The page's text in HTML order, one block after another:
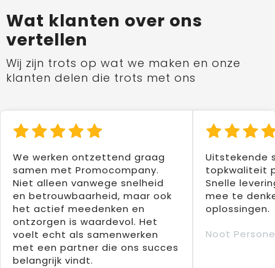
Wat klanten over ons
vertellen
Wij zijn trots op wat we maken en onze
klanten delen die trots met ons
We werken ontzettend graag
samen met Promocompany.
Niet alleen vanwege snelheid
en betrouwbaarheid, maar ook
het actief meedenken en
ontzorgen is waardevol. Het
voelt echt als samenwerken
met een partner die ons succes
belangrijk vindt.
Uitstekende
topkwaliteit
Snelle
mee te
oplossingen.
Noot